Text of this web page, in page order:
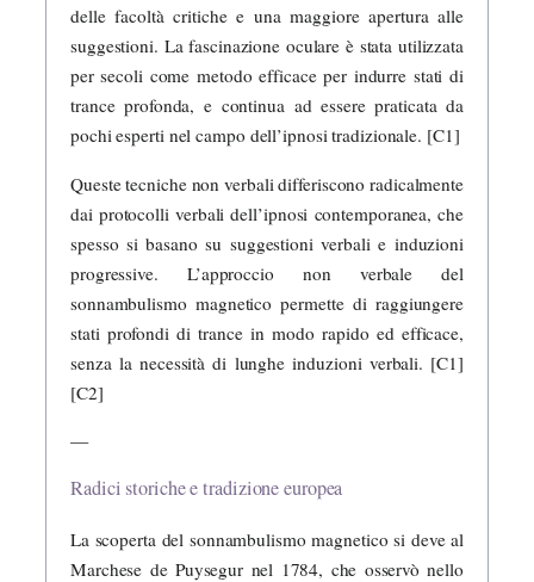
delle facoltà critiche e una maggiore apertura alle
suggestioni. La fascinazione oculare è stata utilizzata
per secoli come metodo efficace per indurre stati di
trance profonda, e continua ad essere praticata da
pochi esperti nel campo dell’ipnosi tradizionale. [C1]
Queste tecniche non verbali differiscono radicalmente
dai protocolli verbali dell’ipnosi contemporanea, che
spesso si basano su suggestioni verbali e induzioni
progressive. L’approccio non verbale del
sonnambulismo magnetico permette di raggiungere
stati profondi di trance in modo rapido ed efficace,
senza la necessità di lunghe induzioni verbali. [C1]
[C2]
—
Radici storiche e tradizione europea
La scoperta del sonnambulismo magnetico si deve al
Marchese de Puysegur nel 1784, che osservò nello